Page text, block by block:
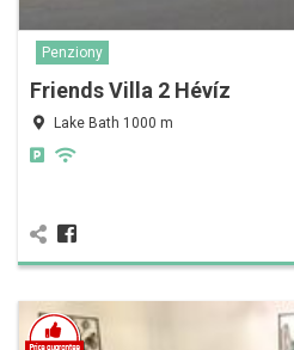
Penziony
Friends Villa 2 Hévíz
Lake Bath 1000 m